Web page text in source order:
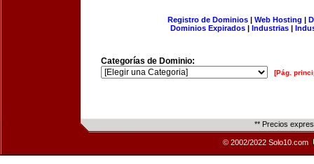
Registro de Dominios| Web Hosting |
Dominios Expirados | Industrias |
Categorías de Dominio:
[Pág.
** Precios
© 2002/2022 Solo10.com